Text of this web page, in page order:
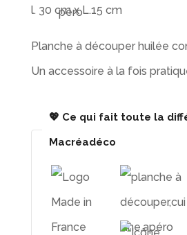
l. 30 cm x L.15 cm
Planche à découper huilée
Un accessoire à la fois
💖 Ce qui fait toute la
Macréadéco